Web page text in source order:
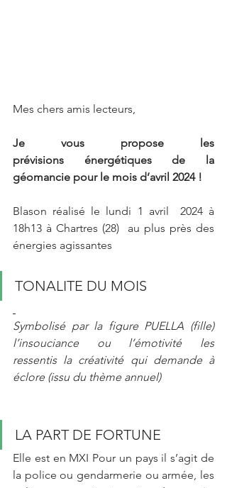
Mes chers amis lecteurs,
Je vous propose les
prévisions énergétiques de la
géomancie pour le mois d’avril 2024 !
Blason réalisé le lundi 1 avril  2024 à
18h13 à Chartres (28)  au plus près des
énergies agissantes
TONALITE DU MOIS
Symbolisé par la figure PUELLA (fille)
l’insouciance ou l’émotivité les
ressentis la créativité qui demande à
éclore (issu du thème annuel)
LA PART DE FORTUNE
Elle est en MXI Pour un pays il s’agit de
la police ou gendarmerie ou armée, les